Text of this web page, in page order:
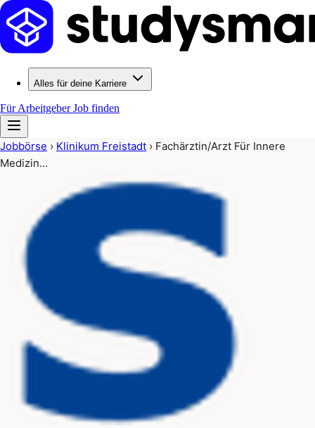
Alles für deine Karriere
Für ArbeitgeberJob finden
Jobbörse › Klinikum Freistadt › Fachärztin/Arzt Für Innere
Medizin…